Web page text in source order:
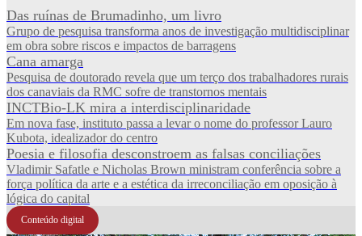
Das ruínas de Brumadinho, um livro
Grupo de pesquisa transforma anos de investigação multidisciplinar
em obra sobre riscos e impactos de barragens
Cana amarga
Pesquisa de doutorado revela que um terço dos trabalhadores rurais
dos canaviais da RMC sofre de transtornos mentais
INCTBio-LK mira a interdisciplinaridade
Em nova fase, instituto passa a levar o nome do professor Lauro
Kubota, idealizador do centro
Poesia e filosofia desconstroem as falsas conciliações
Vladimir Safatle e Nicholas Brown ministram conferência sobre a
força política da arte e a estética da irreconciliação em oposição à
lógica do capital
Conteúdo digital